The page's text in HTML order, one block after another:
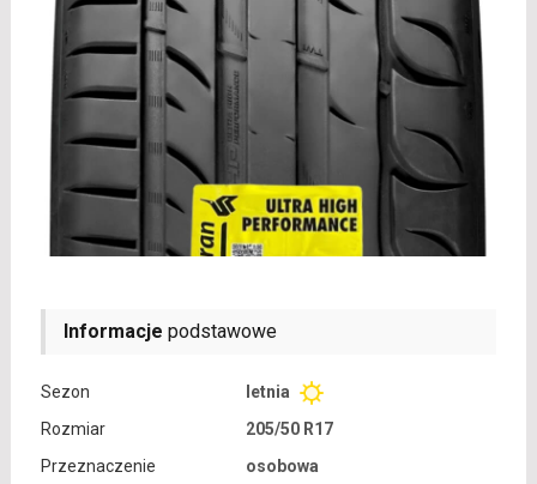
Informacje podstawowe
Sezon
letnia
Rozmiar
205/50 R17
Przeznaczenie
osobowa